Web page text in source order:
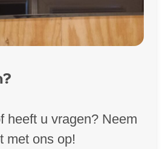
heeft u vragen? Neem
met ons op!